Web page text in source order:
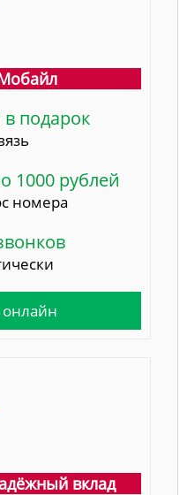
в подарок
1000 рублей
номера
вклад